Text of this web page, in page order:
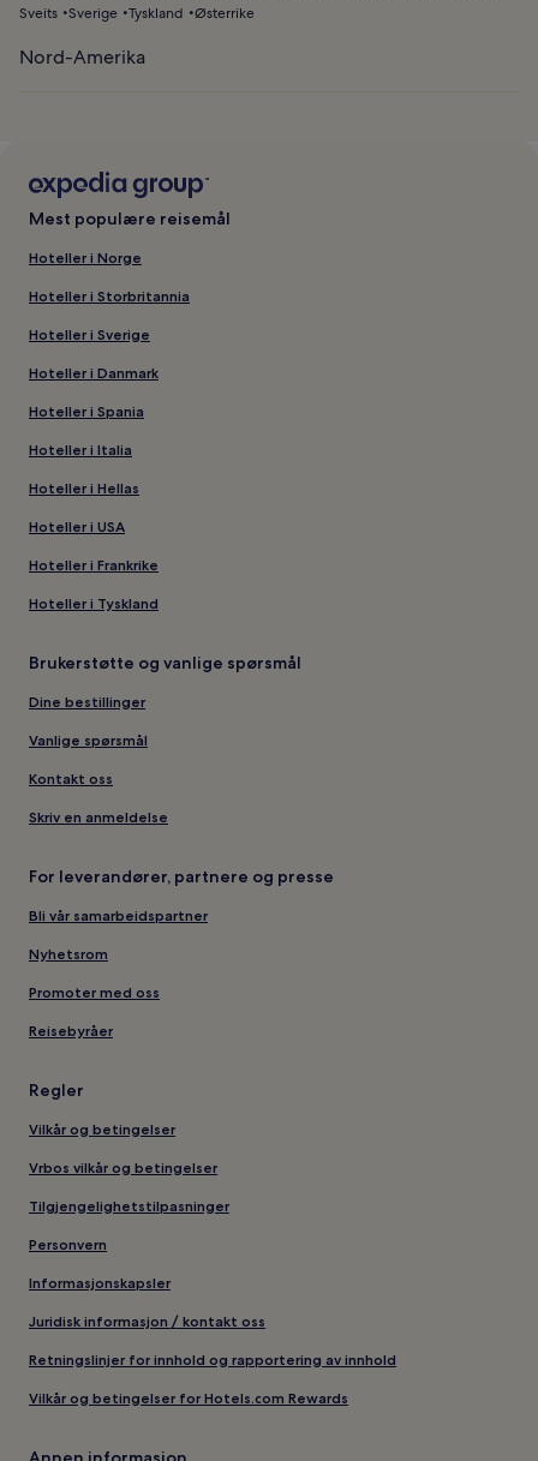
Sveits Sverige Tyskland Østerrike
Nord-Amerika
Mest populære reisemål
Hoteller i Norge
Hoteller i Storbritannia
Hoteller i Sverige
Hoteller i Danmark
Hoteller i Spania
Hoteller i Italia
Hoteller i Hellas
Hoteller i USA
Hoteller i Frankrike
Hoteller i Tyskland
Brukerstøtte og vanlige spørsmål
Dine bestillinger
Vanlige spørsmål
Kontakt oss
Skriv en anmeldelse
For leverandører, partnere og presse
Bli vår samarbeidspartner
Nyhetsrom
Promoter med oss
Reisebyråer
Regler
Vilkår og betingelser
Vrbos vilkår og betingelser
Tilgjengelighetstilpasninger
Personvern
Informasjonskapsler
Juridisk informasjon / kontakt oss
Retningslinjer for innhold og rapportering av innhold
Vilkår og betingelser for Hotels.com Rewards